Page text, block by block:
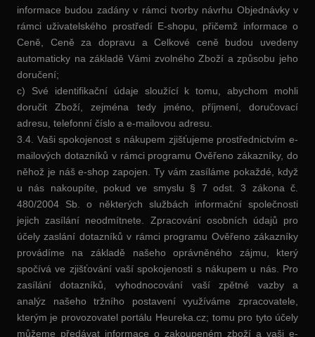
informace budou zadány v rámci tvorby návrhu Objednávky v
rámci uživatelského prostředí E-shopu, přičemž informace o
Ceně, Ceně za dopravu a Celkové ceně budou uvedeny
automaticky na základě Vámi zvolného Zboží a způsobu jeho
doručení;
c) Své identifikační údaje sloužící k tomu, abychom mohli
doručit Zboží, zejména tedy jméno, příjmení, doručovací
adresu, telefonní číslo a e-mailovou adresu.
3.4. Vaši spokojenost s nákupem zjišťujeme prostřednictvím e-
mailových dotazníků v rámci programu Ověřeno zákazníky, do
něhož je náš e-shop zapojen. Ty vám zasíláme pokaždé, když
u nás nakoupíte, pokud ve smyslu § 7 odst. 3 zákona č.
480/2004 Sb. o některých službách informační společnosti
jejich zasílání neodmítnete. Zpracování osobních údajů pro
účely zaslání dotazníků v rámci programu Ověřeno zákazníky
provádíme na základě našeho oprávněného zájmu, který
spočívá ve zjišťování vaší spokojenosti s nákupem u nás. Pro
zasílání dotazníků, vyhodnocování vaší zpětné vazby a
analýz našeho tržního postavení využíváme zpracovatele,
kterým je provozovatel portálu Heureka.cz; tomu pro tyto účely
můžeme předávat informace o zakoupeném zboží a vaši e-